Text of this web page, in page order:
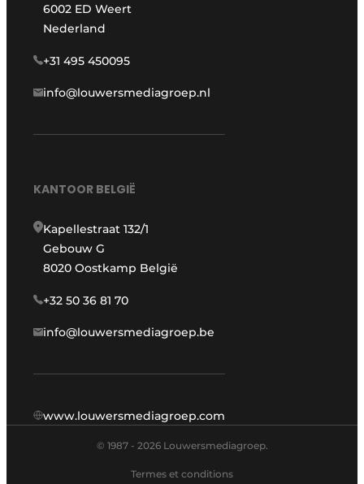
6002 ED Weert
Nederland
+31 495 450095
info@louwersmediagroep.nl
KANTOOR BELGIË
Kapellestraat 132/1
Gebouw G
8020 Oostkamp België
+32 50 36 81 70
info@louwersmediagroep.be
www.louwersmediagroep.com
© 1987 - 2026 Louwersmediagroep.
Termes et conditions